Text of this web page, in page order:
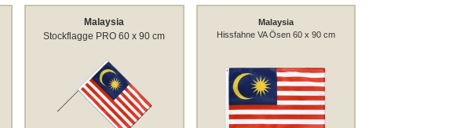
Malaysia
Stockflagge PRO 60 x 90 cm
Malaysia
Hissfahne VA Ösen 60 x 90 cm